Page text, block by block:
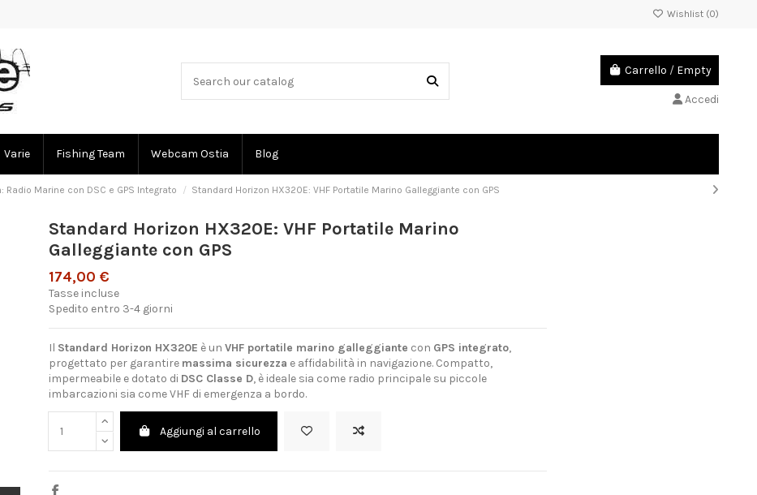
Wishlist (0)
Carrello / Empty
Accedi
Varie Fishing Team Webcam Ostia Blog
Radio Marine con DSC e GPS Integrato Standard Horizon HX320E: VHF Portatile Marino Galleggiante con GPS
Standard Horizon HX320E: VHF Portatile Marino
Galleggiante con GPS
174,00 €
Tasse incluse
Spedito entro 3-4 giorni
Il Standard Horizon HX320E è un VHF portatile marino galleggiante con GPS integrato,
progettato per garantire massima sicurezza e affidabilità in navigazione. Compatto,
impermeabile e dotato di DSC Classe D, è ideale sia come radio principale su piccole
imbarcazioni sia come VHF di emergenza a bordo.
Aggiungi al carrello